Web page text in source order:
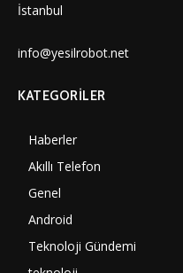
İstanbul
info@yesilrobot.net
KATEGORILER
Haberler
Akıllı Telefon
Genel
Android
Teknoloji Gündemi